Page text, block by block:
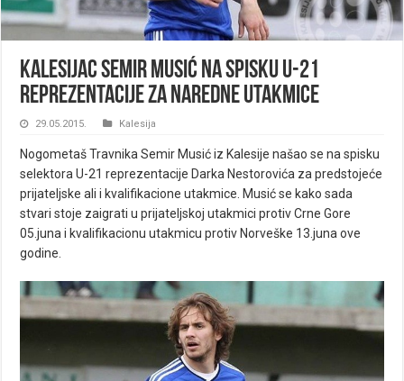
Kalesijac Semir Musić na spisku U-21
reprezentacije za naredne utakmice
29.05.2015. Kalesija
Nogometaš Travnika Semir Musić iz Kalesije našao se na spisku
selektora U-21 reprezentacije Darka Nestorovića za predstojeće
prijateljske ali i kvalifikacione utakmice. Musić se kako sada
stvari stoje zaigrati u prijateljskoj utakmici protiv Crne Gore
05.juna i kvalifikacionu utakmicu protiv Norveške 13.juna ove
godine.